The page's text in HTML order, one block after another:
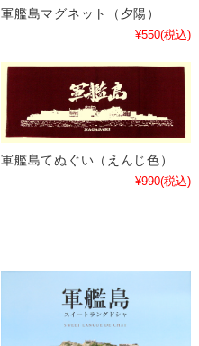
軍艦島マグネット（夕陽）
¥550(税込)
軍艦島てぬぐい（えんじ色）
¥990(税込)